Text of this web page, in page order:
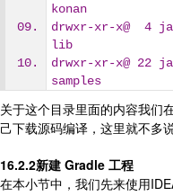
konan
drwxr-xr-x@  4
lib
drwxr-xr-x@ 22
samples
关于这个目录里面的内容我们
己下载源码编译，这里就不多说
16.2.2新建 Gradle 工程
在本小节中，我们先来使用